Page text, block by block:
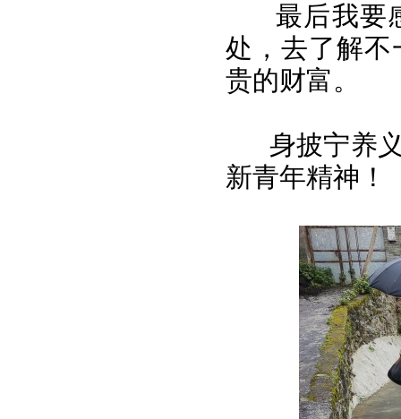
最后我要
处，去了解
贵的财富。
身披宁养
新青年精神！